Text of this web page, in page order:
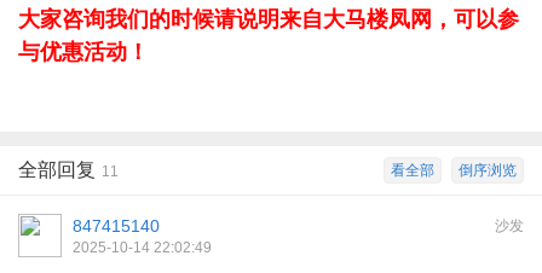
大家咨询我们的时候请说明来自大马楼凤网，可以参
与优惠活动！
倒序浏览
看全部
全部回复 11
沙发
847415140
2025-10-14 22:02:49